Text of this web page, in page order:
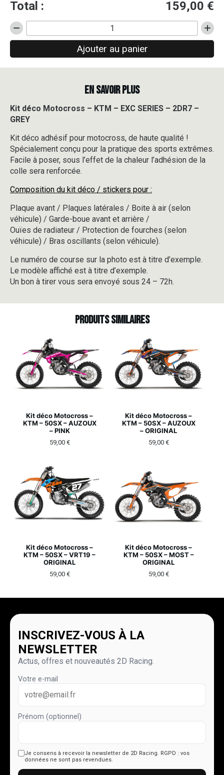
Total : 159,00 €
quantité
de
déco
Motocross
EXC
SERIES
2DR7
-
GREY
Ajouter au panier
EN SAVOIR PLUS
Kit déco Motocross – KTM – EXC SERIES – 2DR7 –
GREY
Kit déco adhésif pour motocross, de haute qualité !
Spécialement conçu pour la pratique des sports extrêmes.
Facile à poser, sous l’effet de la chaleur l’adhésion de la
colle sera renforcée.
Composition du kit déco / stickers pour :
Plaque avant / Plaques latérales / Boite à air (selon
véhicule) / Garde-boue avant et arrière /
Ouïes de radiateur / Protection de fourches (selon
véhicule) / Bras oscillants (selon véhicule).
Le numéro de course sur la photo est à titre d’exemple.
Le modèle affiché est à titre d’exemple.
Un bon à tirer vous sera envoyé sous 24 – 72h.
Produits similaires
Kit déco Motocross –
KTM – 50SX – AUZOUX
– PINK
59,00 €
Kit déco Motocross –
KTM – 50SX – AUZOUX
– ORIGINAL
59,00 €
Kit déco Motocross –
KTM – 50SX – VRT19 –
ORIGINAL
59,00 €
Kit déco Motocross –
KTM – 50SX – MOST –
ORIGINAL
59,00 €
INSCRIVEZ-VOUS À LA
NEWSLETTER
Actus, offres et nouveautés 2D Racing.
Votre e-mail
Prénom (optionnel)
Je consens à recevoir la newsletter de 2D Racing. RGPD : vos
données ne sont pas revendues.